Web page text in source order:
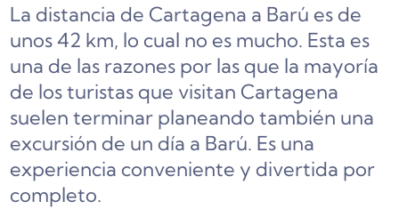
La distancia de Cartagena a Barú es de
unos 42 km, lo cual no es mucho. Esta es
una de las razones por las que la mayoría
de los turistas que visitan Cartagena
suelen terminar planeando también una
excursión de un día a Barú. Es una
experiencia conveniente y divertida por
completo.